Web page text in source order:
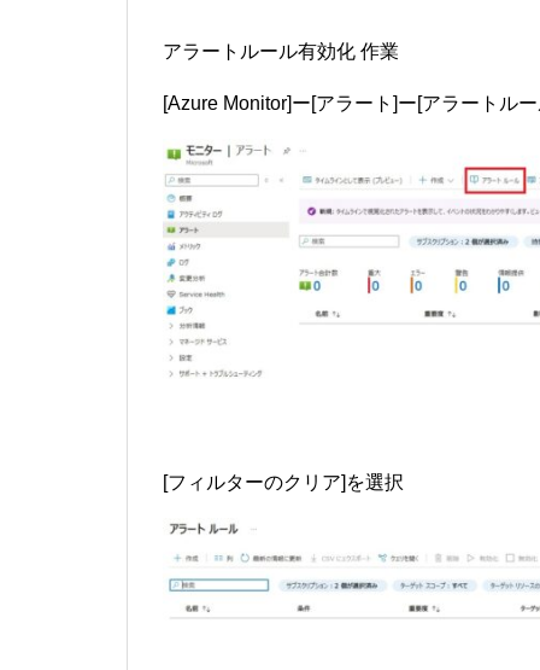
アラートルール有効化 作業
[Azure Monitor]ー[アラート]ー[アラートル
[フィルターのクリア]を選択